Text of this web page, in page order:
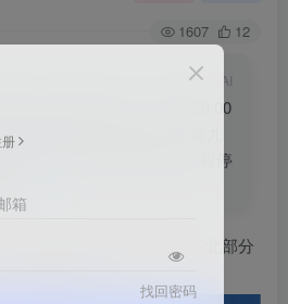
1607 12
AI
中心发布通知：6月14日20:00
龙湖源著、两江春城、凯德九
苑等片区因DN400改管工程停
。
发布【2022年】重庆市江北部分
文内容如下：
箱
找回密码